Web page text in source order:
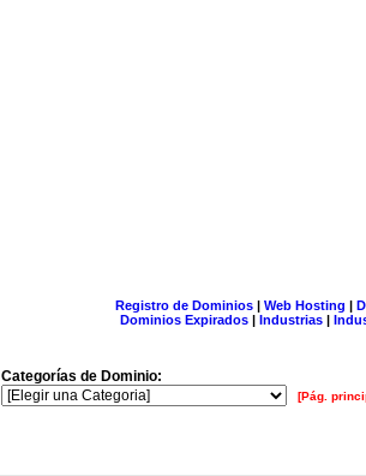
Registro de Dominios| Web Hosting |
Dominios Expirados | Industrias |
Categorías de Dominio:
[Pág.